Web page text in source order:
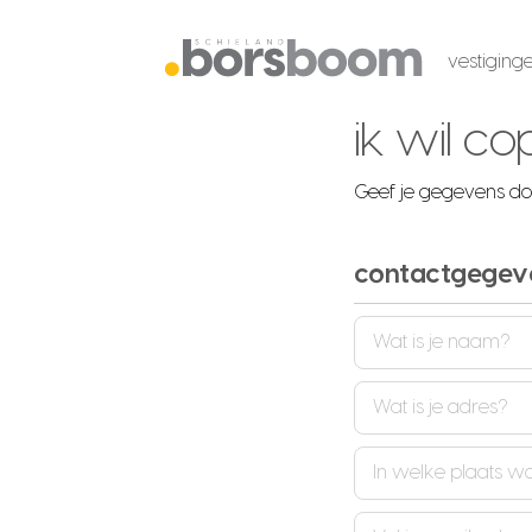
ik wil
Geef je gegevens
Naam
(Vereist)
Adres
Woonplaats
(Vereist)